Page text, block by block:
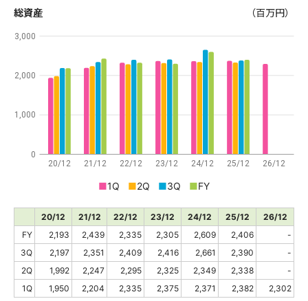
総資産 （百万円）
20/12 21/12 22/12 23/12 24/12 25/12 26/12
0
1,000
2,000
3,000
■1Q ■2Q ■3Q ■FY
20/12 21/12 22/12 23/12 24/12 25/12
26/12
FY
2,193 2,439 2,335 2,305 2,609 2,406
-
3Q
2,197 2,351 2,409 2,416 2,661 2,390
-
2Q
1,992 2,247 2,295 2,325 2,349 2,338
-
1Q
1,950 2,204 2,335 2,375 2,371 2,382 2,302